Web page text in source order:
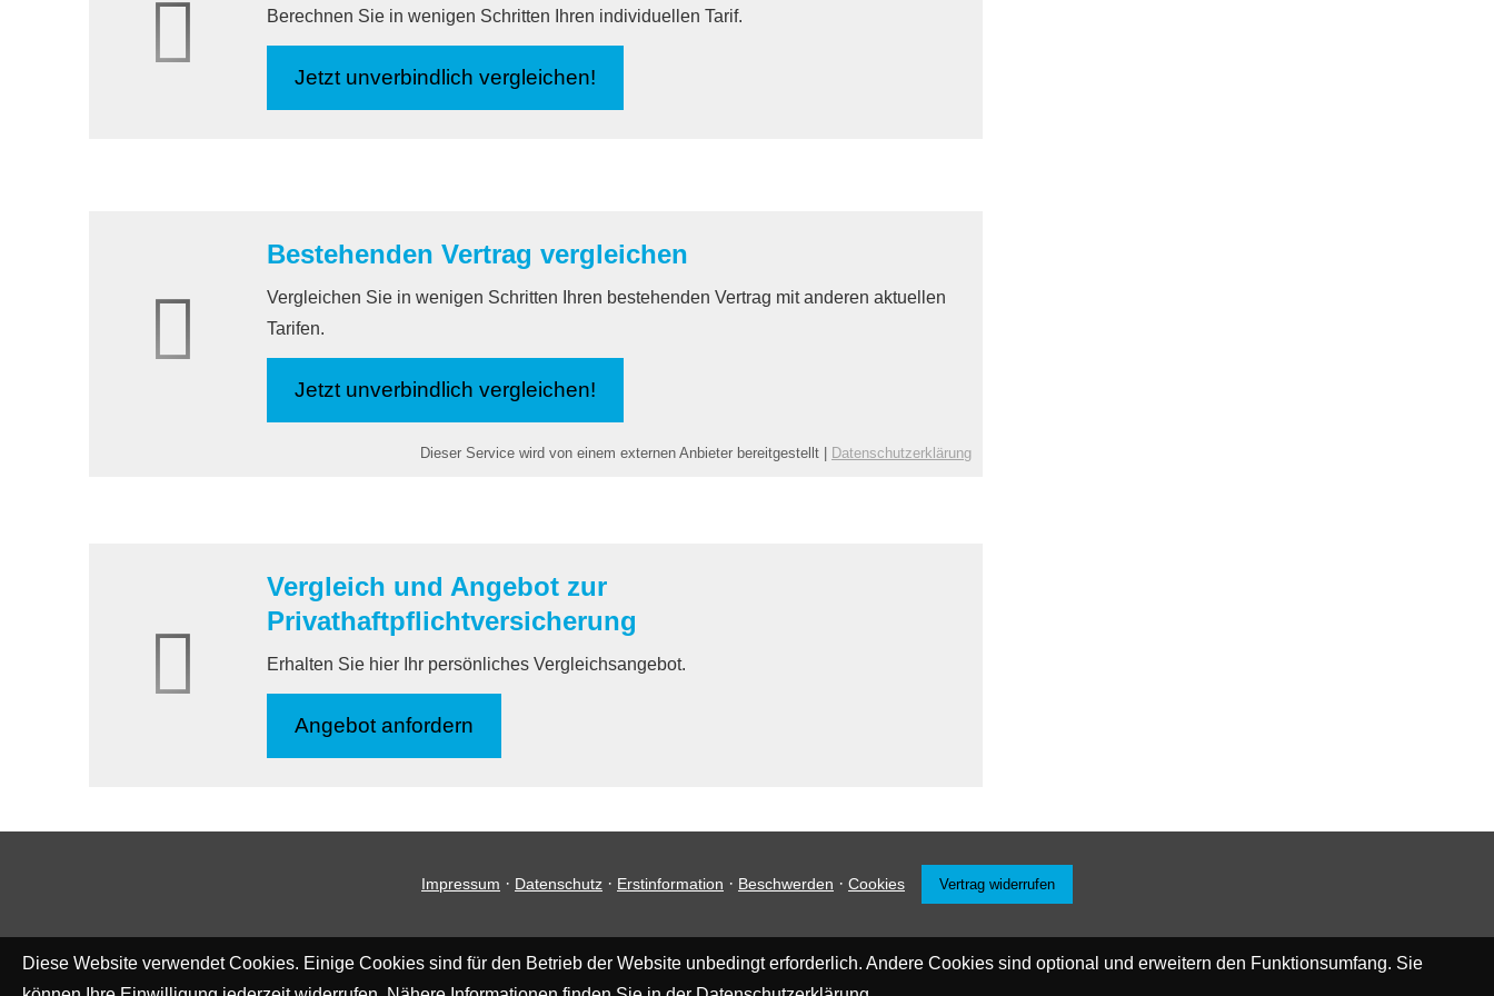
Berechnen Sie in wenigen Schritten Ihren individuellen Tarif.
Jetzt unverbindlich ver­gleichen!
Bestehenden Vertrag ver­gleichen
Vergleichen Sie in wenigen Schritten Ihren bestehenden Vertrag mit anderen aktuellen
Tarifen.
Jetzt unverbindlich ver­gleichen!
Dieser Service wird von einem externen Anbieter bereitgestellt | Datenschutzerklärung
Vergleich und Angebot zur
Privathaftpflichtversicherung
Erhalten Sie hier Ihr persönliches Vergleichsangebot.
An­ge­bot an­for­dern
Impressum · Datenschutz · Erstinformation · Beschwerden · Cookies Vertrag widerrufen
Diese Website verwendet Cookies. Einige Cookies sind für den Betrieb der Website unbedingt erforderlich. Andere Cookies sind optional und erweitern den Funktionsumfang. Sie